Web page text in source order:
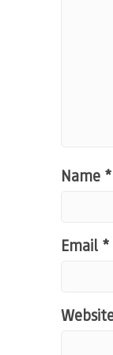
Name *
Email *